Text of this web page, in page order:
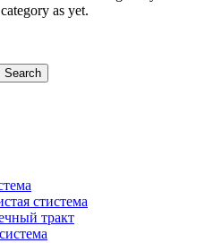
as yet.
Search
стистема
тракт